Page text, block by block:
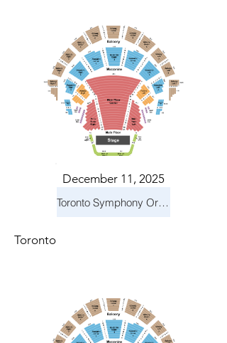
December 11, 2025
Toronto Symphony Orchestra: Holiday Pops
Toronto